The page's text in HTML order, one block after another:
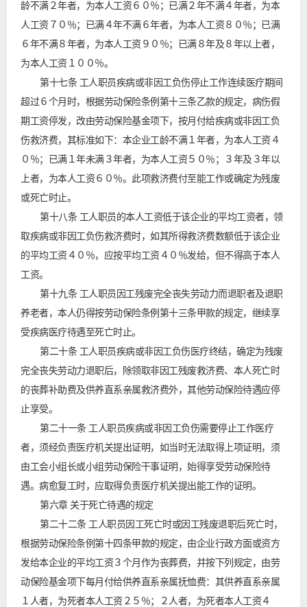
龄不满２年者，为本人工资６０％；已满２年不满４年者，为本
人工资７０％；已满４年不满６年者，为本人工资８０％；已满
６年不满８年者，为本人工资９０％；已满８年及８年以上者，
为本人工资１００％。
第十七条 工人职员疾病或非因工负伤停止工作连续医疗期间
超过６个月时，根据劳动保险条例第十三条乙款的规定，病伤假
期工资停发，改由劳动保险基金项下，按月付给疾病或非因工负
伤救济费，其标准如下：本企业工龄不满１年者，为本人工资４
０％；已满１年未满３年者，为本人工资５０％；３年及３年以
上者，为本人工资６０％。此项救济费付至能工作或确定为残废
或死亡时止。
第十八条 工人职员的本人工资低于该企业的平均工资者，领
取疾病或非因工负伤救济费时，如其所得救济费数额低于该企业
的平均工资４０％，应按平均工资４０％发给，但不得高于本人
工资。
第十九条 工人职员因工残废完全丧失劳动力而退职者及退职
养老者，本人仍得按劳动保险条例第十三条甲款的规定，继续享
受疾病医疗待遇至死亡时止。
第二十条 工人职员疾病或非因工负伤医疗终结，确定为残废
完全丧失劳动力退职后，除领取非因工残废救济费、本人死亡时
的丧葬补助费及供养直系亲属救济费外，其他劳动保险待遇应停
止享受。
第二十一条 工人职员疾病或非因工负伤需要停止工作医疗
者，须经负责医疗机关提出证明，如当时无法取得上项证明，须
由工会小组长或小组劳动保险干事证明，始得享受劳动保险待
遇。病愈复工时，应取得负责医疗机关提出能工作的证明。
第六章 关于死亡待遇的规定
第二十二条 工人职员因工死亡时或因工残废退职后死亡时，
根据劳动保险条例第十四条甲款的规定，由企业行政方面或资方
发给本企业的平均工资３个月作为丧葬费，并按下列规定，由劳
动保险基金项下每月付给供养直系亲属抚恤费：其供养直系亲属
１人者，为死者本人工资２５％；２人者，为死者本人工资４